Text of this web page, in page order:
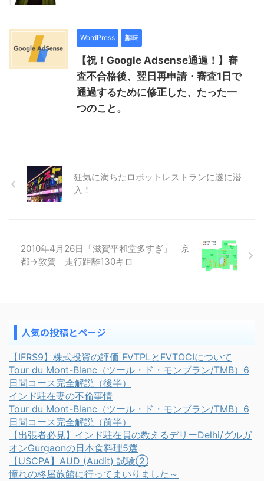
WordPress 趣味
【祝！Google Adsense通過！】審
査不合格後、翌日再申請・審査1日で
通過するために修正した、たった一
つのこと。
狂気に満ちたロボットレストランに遂に潜
入！
2010年4月26日「滋賀平和堂多すぎ」 京
都→敦賀 走行距離130キロ
人気の投稿とページ
【IFRS9】株式投資の評価 FVTPLとFVTOCIについて
Tour du Mont-Blanc（ツール・ド・モンブラン/TMB）6
日間コース完全解説（後半）
インド駐在妻の不倫事情
Tour du Mont-Blanc（ツール・ド・モンブラン/TMB）6
日間コース完全解説（前半）
【出張者必見】インド駐在員の教えるデリーDelhi/グルガ
オンGurgaonの日本食料理5選
【USCPA】AUD (Audit) 試験②
憧れの柊屋旅館に行ってまいりました～